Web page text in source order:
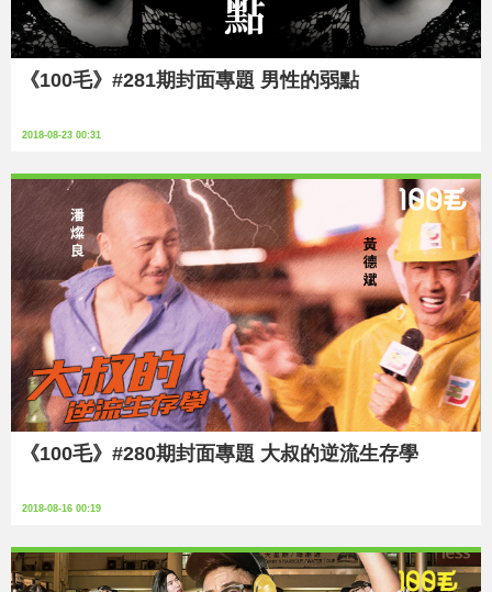
《100毛》#281期封面專題 男性的弱點
2018-08-23 00:31
《100毛》#280期封面專題 大叔的逆流生存學
2018-08-16 00:19